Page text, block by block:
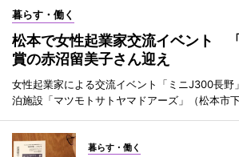
暮らす・働く
松本で女性起業家交流イベント
賞の赤沼留美子さん迎え
女性起業家による交流イベント「ミニJ300長野
泊施設「マツモトサトヤマドアーズ」（松本市
暮らす・働く